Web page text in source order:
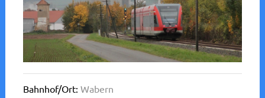
Bahnhof/Ort: Wabern